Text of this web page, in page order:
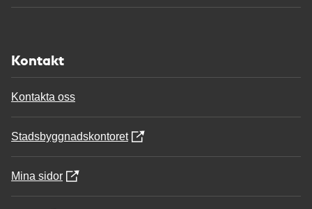
Kontakt
Kontakta oss
Stadsbyggnadskontoret
Mina sidor